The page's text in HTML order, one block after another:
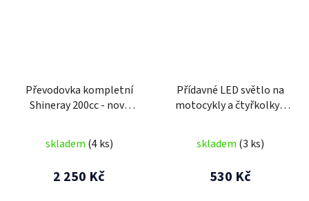
Převodovka kompletní
Shineray 200cc - nový
skladem (4 ks)
2 250 Kč
Přídavné LED světlo na
motocykly a čtyřkolky -
skladem (3 ks)
530 Kč